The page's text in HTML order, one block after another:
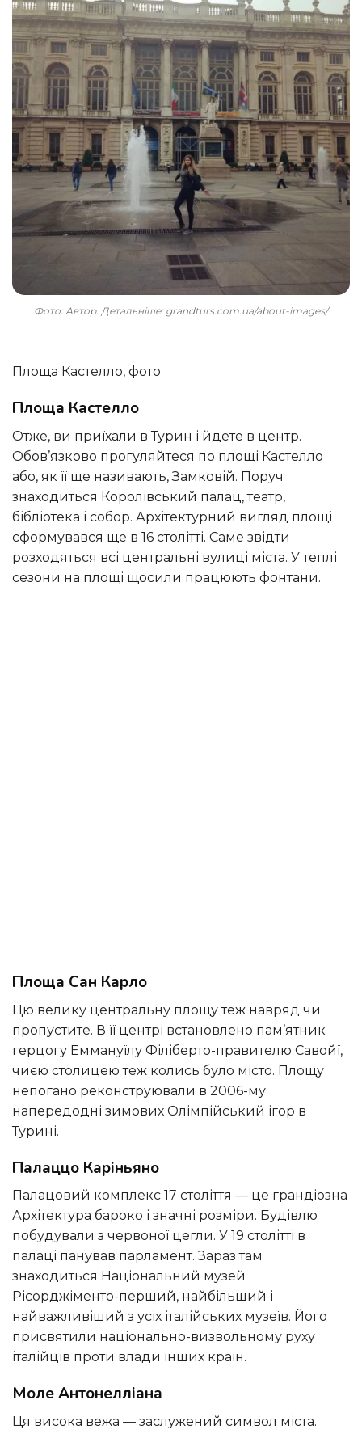
Фото: Автор. Детальніше: grandturs.com.ua/about-images/
Площа Кастелло, фото
Площа Кастелло
Отже, ви приїхали в Турин і йдете в центр.
Обов’язково прогуляйтеся по площі Кастелло
або, як її ще називають, Замковій. Поруч
знаходиться Королівський палац, театр,
бібліотека і собор. Архітектурний вигляд площі
сформувався ще в 16 столітті. Саме звідти
розходяться всі центральні вулиці міста. У теплі
сезони на площі щосили працюють фонтани.
Площа Сан Карло
Цю велику центральну площу теж навряд чи
пропустите. В її центрі встановлено пам’ятник
герцогу Еммануїлу Філіберто-правителю Савойї,
чиєю столицею теж колись було місто. Площу
непогано реконструювали в 2006-му
напередодні зимових Олімпійський ігор в
Турині.
Палаццо Каріньяно
Палацовий комплекс 17 століття — це грандіозна
Архітектура бароко і значні розміри. Будівлю
побудували з червоної цегли. У 19 столітті в
палаці панував парламент. Зараз там
знаходиться Національний музей
Рісорджіменто-перший, найбільший і
найважливіший з усіх італійських музеїв. Його
присвятили національно-визвольному руху
італійців проти влади інших країн.
Моле Антонелліана
Ця висока вежа — заслужений символ міста.